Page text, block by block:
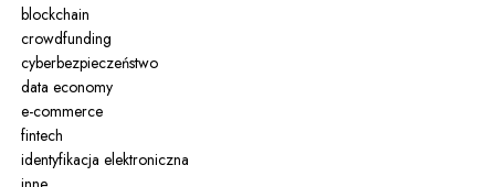
blockchain
crowdfunding
cyberbezpieczeństwo
data economy
e-commerce
fintech
identyfikacja elektroniczna